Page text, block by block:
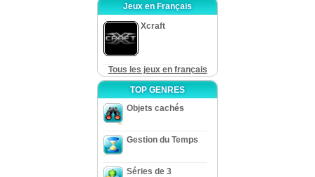
Jeux en Français
Xcraft
Tous les jeux en français
TOP GENRES
Objets cachés
Gestion du Temps
Séries de 3